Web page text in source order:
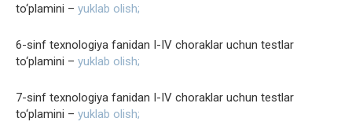
to‘plamini – yuklab olish;
6-sinf texnologiya fanidan I-IV choraklar uchun testlar
to‘plamini – yuklab olish;
7-sinf texnologiya fanidan I-IV choraklar uchun testlar
to‘plamini – yuklab olish;